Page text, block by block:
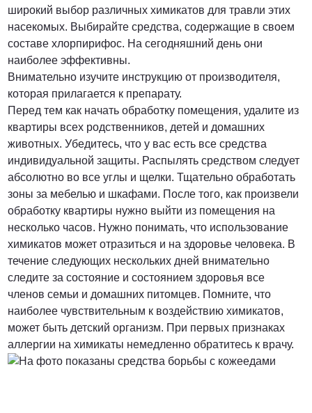
широкий выбор различных химикатов для травли этих
насекомых. Выбирайте средства, содержащие в своем
составе хлорпирифос. На сегодняшний день они
наиболее эффективны.
Внимательно изучите инструкцию от производителя,
которая прилагается к препарату.
Перед тем как начать обработку помещения, удалите из
квартиры всех родственников, детей и домашних
животных. Убедитесь, что у вас есть все средства
индивидуальной защиты. Распылять средством следует
абсолютно во все углы и щелки. Тщательно обработать
зоны за мебелью и шкафами. После того, как произвели
обработку квартиры нужно выйти из помещения на
несколько часов. Нужно понимать, что использование
химикатов может отразиться и на здоровье человека. В
течение следующих нескольких дней внимательно
следите за состояние и состоянием здоровья все
членов семьи и домашних питомцев. Помните, что
наиболее чувствительным к воздействию химикатов,
может быть детский организм. При первых признаках
аллергии на химикаты немедленно обратитесь к врачу.